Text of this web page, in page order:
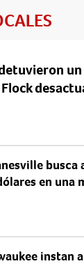
busca
en una
instan